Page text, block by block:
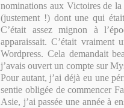
nominations aux Victoires de
(justement !) dont une qui
C’était assez mignon à
apparaissait. C’était
Wordpress. Cela demandait
j’avais ouvert un compte sur
Pour autant, j’ai déjà eu une
sentie obligée de commencer
Asie, j’ai passée une année à